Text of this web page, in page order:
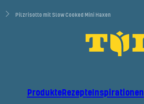
Pilzrisotto mit Slow Cooked Mini Haxen
ProdukteRezepteInspirationen